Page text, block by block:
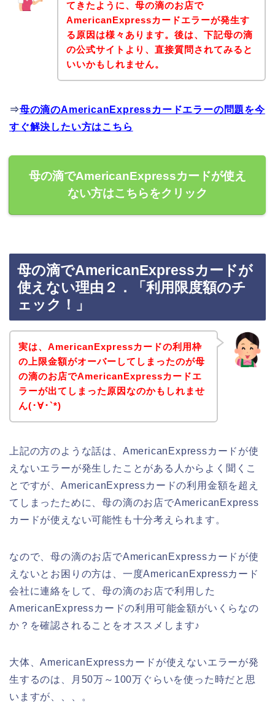
てきたように、母の滴のお店で
AmericanExpressカードエラーが発生す
る原因は様々あります。後は、下記母の滴
の公式サイトより、直接質問されてみると
いいかもしれません。
⇒母の滴のAmericanExpressカードエラーの問題を今
すぐ解決したい方はこちら
母の滴でAmericanExpressカードが使え
ない方はこちらをクリック
母の滴でAmericanExpressカードが
使えない理由２．「利用限度額のチ
ェック！」
実は、AmericanExpressカードの利用枠
の上限金額がオーバーしてしまったのが母
の滴のお店でAmericanExpressカードエ
ラーが出てしまった原因なのかもしれませ
ん(･∀･`*)
上記の方のような話は、AmericanExpressカードが使
えないエラーが発生したことがある人からよく聞くこ
とですが、AmericanExpressカードの利用金額を超え
てしまったために、母の滴のお店でAmericanExpress
カードが使えない可能性も十分考えられます。
なので、母の滴のお店でAmericanExpressカードが使
えないとお困りの方は、一度AmericanExpressカード
会社に連絡をして、母の滴のお店で利用した
AmericanExpressカードの利用可能金額がいくらなの
か？を確認されることをオススメします♪
大体、AmericanExpressカードが使えないエラーが発
生するのは、月50万～100万ぐらいを使った時だと思
いますが、、、。